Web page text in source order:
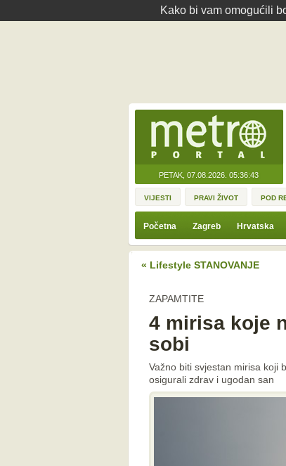
Kako bi vam omogućili
PETAK, 07.08.2026. 05:36:43
VIJESTI PRAVI ŽIVOT POD
Početna Zagreb Hrvatska
« Lifestyle STANOVANJE
ZAPAMTITE
4 mirisa koje
sobi
Važno biti svjestan mirisa koji
osigurali zdrav i ugodan san